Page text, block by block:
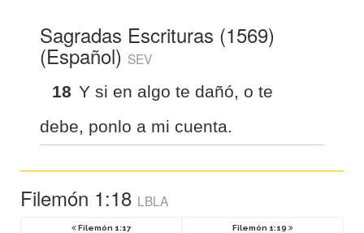
Sagradas Escrituras (1569)
(Español) SEV
18 Y si en algo te dañó, o te
debe, ponlo a mi cuenta.
Filemón 1:18 LBLA
Filemón 1:17 Filemón 1:19